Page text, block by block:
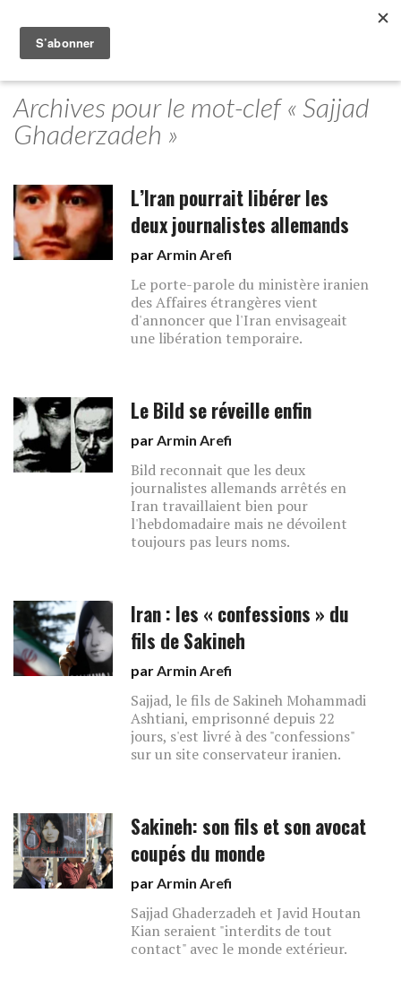
Archives pour le mot-clef « Sajjad
Ghaderzadeh »
L’Iran pourrait libérer les
deux journalistes allemands
parArmin Arefi
Le porte-parole du ministère iranien
des Affaires étrangères vient
d'annoncer que l'Iran envisageait
une libération temporaire.
Le Bild se réveille enfin
parArmin Arefi
Bild reconnait que les deux
journalistes allemands arrêtés en
Iran travaillaient bien pour
l'hebdomadaire mais ne dévoilent
toujours pas leurs noms.
Iran : les « confessions » du
fils de Sakineh
parArmin Arefi
Sajjad, le fils de Sakineh Mohammadi
Ashtiani, emprisonné depuis 22
jours, s'est livré à des "confessions"
sur un site conservateur iranien.
Sakineh: son fils et son avocat
coupés du monde
parArmin Arefi
Sajjad Ghaderzadeh et Javid Houtan
Kian seraient "interdits de tout
contact" avec le monde extérieur.